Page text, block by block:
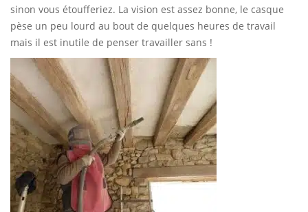
sinon vous étoufferiez. La vision est assez bonne, le casque
pèse un peu lourd au bout de quelques heures de travail
mais il est inutile de penser travailler sans !